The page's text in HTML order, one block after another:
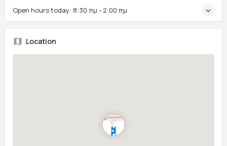
Open hours today: 8:30 πμ - 2:00 πμ
Location